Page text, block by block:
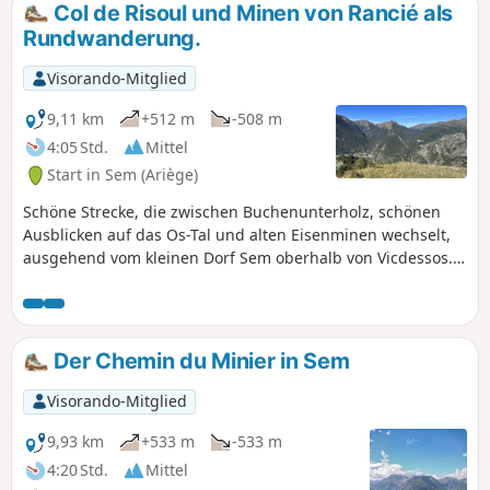
Col de Risoul und Minen von Rancié als
Rundwanderung.
Visorando-Mitglied
9,11 km
+512 m
-508 m
4:05 Std.
Mittel
Start in Sem (Ariège)
Schöne Strecke, die zwischen Buchenunterholz, schönen
Ausblicken auf das Os-Tal und alten Eisenminen wechselt,
ausgehend vom kleinen Dorf Sem oberhalb von Vicdessos.
Der Chemin du Minier in Sem
Visorando-Mitglied
9,93 km
+533 m
-533 m
4:20 Std.
Mittel